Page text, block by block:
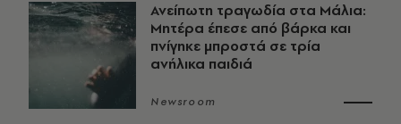
Ανείπωτη τραγωδία στα Μάλια:
Μητέρα έπεσε από βάρκα και
πνίγηκε μπροστά σε τρία
ανήλικα παιδιά
Newsroom